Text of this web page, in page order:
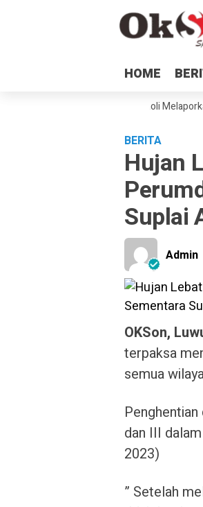
HOME
HOME
Hukum dan Petani Laoli Melaporkan
BERITA
Hujan
Suplai
Admin
OKSon,
terpaksa
semua
dan III
2023)
” Setelah